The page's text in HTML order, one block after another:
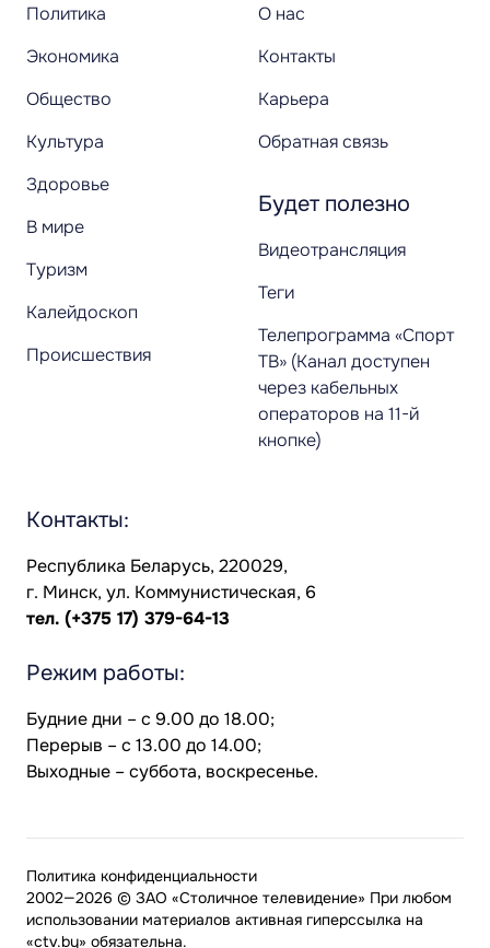
Политика
Экономика
Общество
Культура
Здоровье
В мире
Туризм
Калейдоскоп
Происшествия
О нас
Контакты
Карьера
Обратная связь
Будет полезно
Видеотрансляция
Теги
Телепрограмма «Спорт
ТВ» (Канал доступен
через кабельных
операторов на 11-й
кнопке)
Контакты:
Республика Беларусь, 220029,
г. Минск, ул. Коммунистическая, 6
тел. (+375 17) 379-64-13
Режим работы:
Будние дни – с 9.00 до 18.00;
Перерыв – с 13.00 до 14.00;
Выходные – суббота, воскресенье.
2002—2026 © ЗАО «Столичное телевидение» При любом
использовании материалов активная гиперссылка на
«ctv.by» обязательна.
Политика конфиденциальности